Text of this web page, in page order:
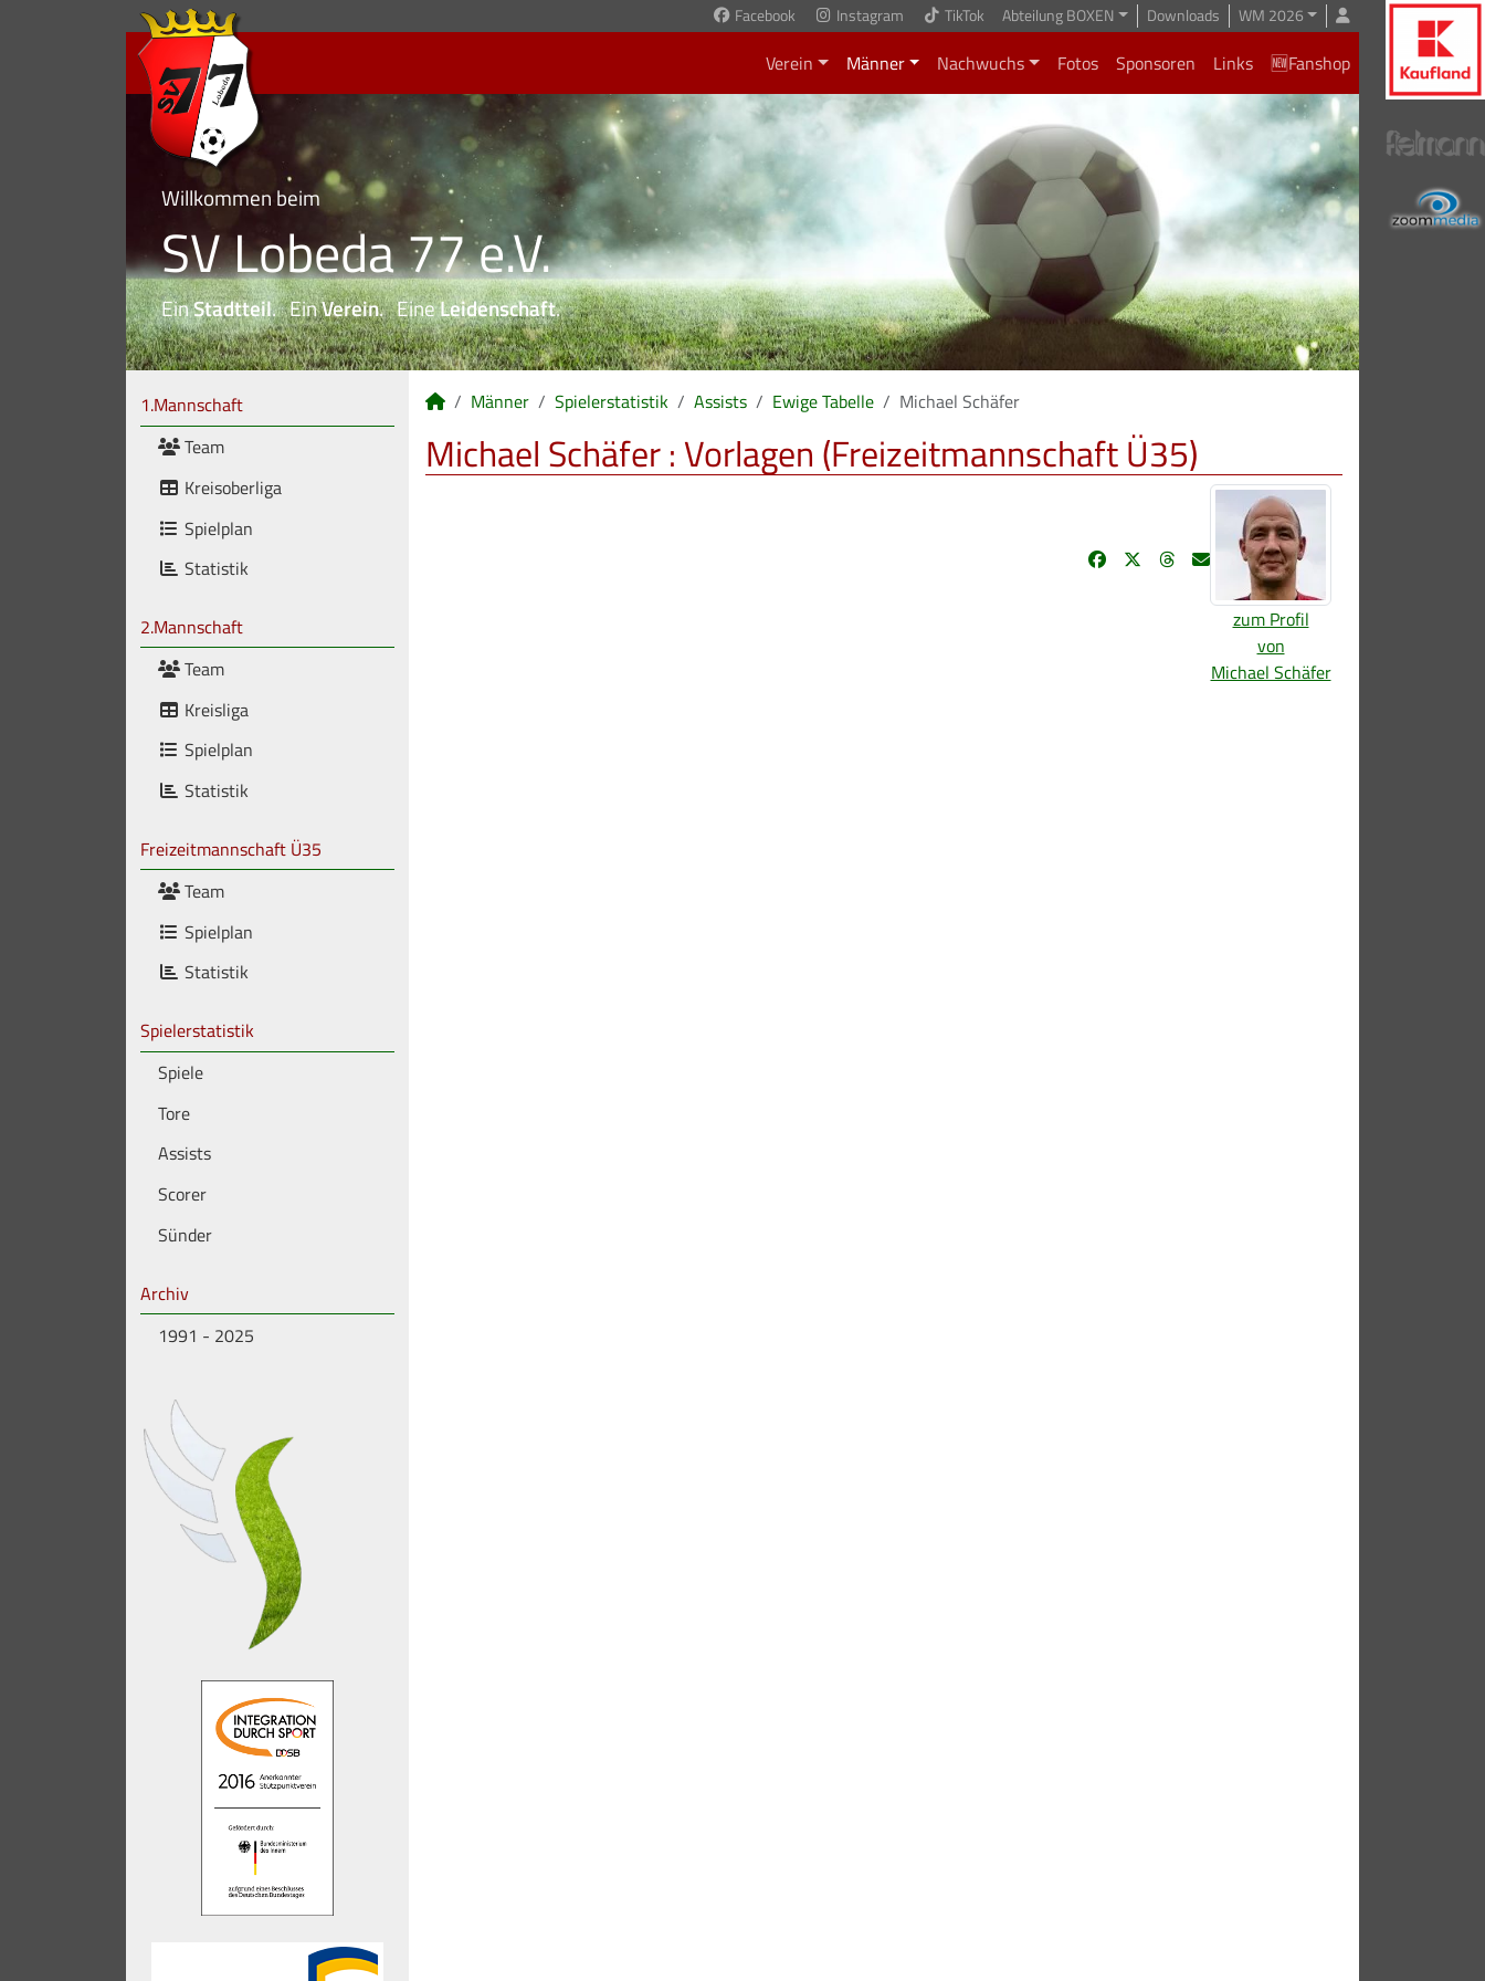
Facebook Instagram TikTok Abteilung BOXEN Downloads WM 2026
Verein Männer Nachwuchs Fotos Sponsoren Links 🆕Fanshop
Willkommen beim
SV Lobeda 77 e.V.
EinStadtteil. EinVerein. EineLeidenschaft.
1.Mannschaft
Team
Kreisoberliga
Spielplan
Statistik
2.Mannschaft
Team
Kreisliga
Spielplan
Statistik
Freizeitmannschaft Ü35
Team
Spielplan
Statistik
Spielerstatistik
Spiele
Tore
Assists
Scorer
Sünder
Archiv
1991 - 2025
Männer Spielerstatistik Assists Ewige Tabelle Michael Schäfer
Michael Schäfer : Vorlagen (Freizeitmannschaft Ü35)
zum Profil
von
Michael Schäfer